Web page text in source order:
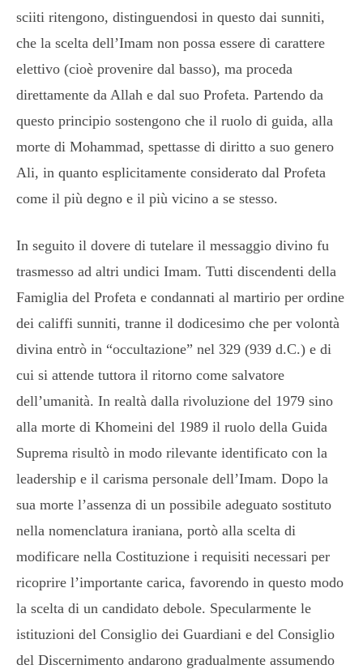
sciiti ritengono, distinguendosi in questo dai sunniti,
che la scelta dell’Imam non possa essere di carattere
elettivo (cioè provenire dal basso), ma proceda
direttamente da Allah e dal suo Profeta. Partendo da
questo principio sostengono che il ruolo di guida, alla
morte di Mohammad, spettasse di diritto a suo genero
Ali, in quanto esplicitamente considerato dal Profeta
come il più degno e il più vicino a se stesso.
In seguito il dovere di tutelare il messaggio divino fu
trasmesso ad altri undici Imam. Tutti discendenti della
Famiglia del Profeta e condannati al martirio per ordine
dei califfi sunniti, tranne il dodicesimo che per volontà
divina entrò in “occultazione” nel 329 (939 d.C.) e di
cui si attende tuttora il ritorno come salvatore
dell’umanità. In realtà dalla rivoluzione del 1979 sino
alla morte di Khomeini del 1989 il ruolo della Guida
Suprema risultò in modo rilevante identificato con la
leadership e il carisma personale dell’Imam. Dopo la
sua morte l’assenza di un possibile adeguato sostituto
nella nomenclatura iraniana, portò alla scelta di
modificare nella Costituzione i requisiti necessari per
ricoprire l’importante carica, favorendo in questo modo
la scelta di un candidato debole. Specularmente le
istituzioni del Consiglio dei Guardiani e del Consiglio
del Discernimento andarono gradualmente assumendo